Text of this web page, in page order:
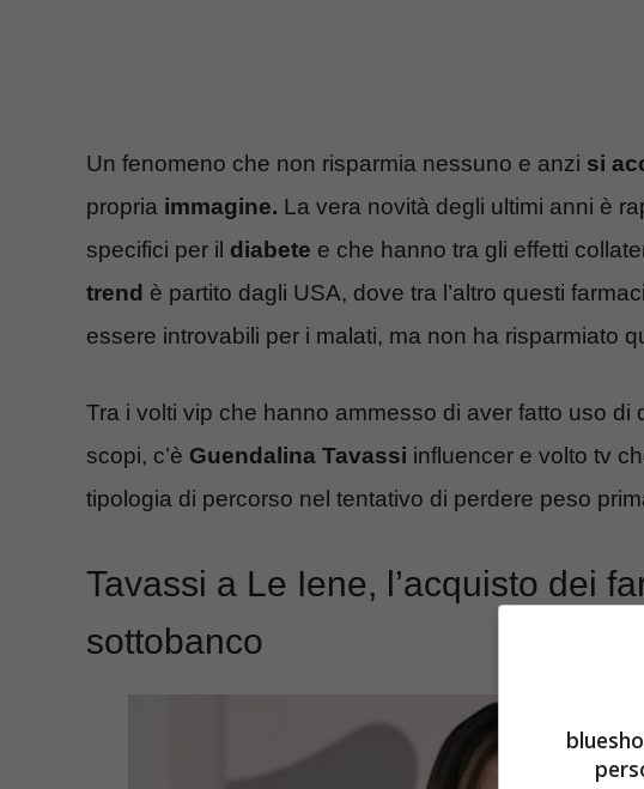
Un fenomeno che non risparmia nessuno e anzi si
propria immagine. La vera novità degli ultimi anni è
specifici per il diabete e che hanno tra gli effetti
trend è partito dagli USA, dove tra l’altro questi
essere introvabili per i malati, ma non ha risparmiato
Tra i volti vip che hanno ammesso di aver fatto uso di
scopi, c’è Guendalina Tavassi influencer e volto tv
tipologia di percorso nel tentativo di perdere peso
Tavassi a Le Iene, l’acquisto dei
sottobanco